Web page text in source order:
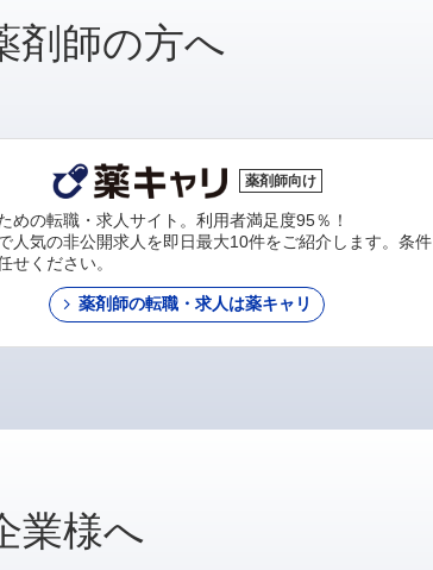
剤師の方へ
薬剤師向け
めの転職・求人サイト。利用者満足度95％！
人気の非公開求人を即日最大10件をご紹介します。条件
せください。
薬剤師の転職・求人は薬キャリ
業様へ